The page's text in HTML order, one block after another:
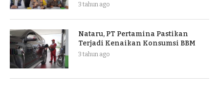
3 tahun ago
Nataru, PT Pertamina Pastikan
Terjadi Kenaikan Konsumsi BBM
3 tahun ago